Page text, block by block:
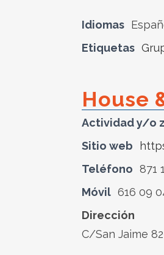
Idiomas
Etiquetas
House
Actividad y/o
Sitio web
Teléfono 871
Móvil 616 09
Dirección
C/San Jaime